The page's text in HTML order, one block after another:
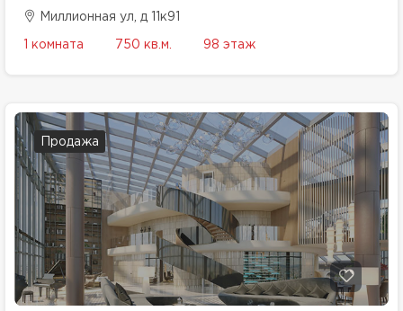
Миллионная ул, д 11к91
1 комната 750 кв.м. 98 этаж
Продажа